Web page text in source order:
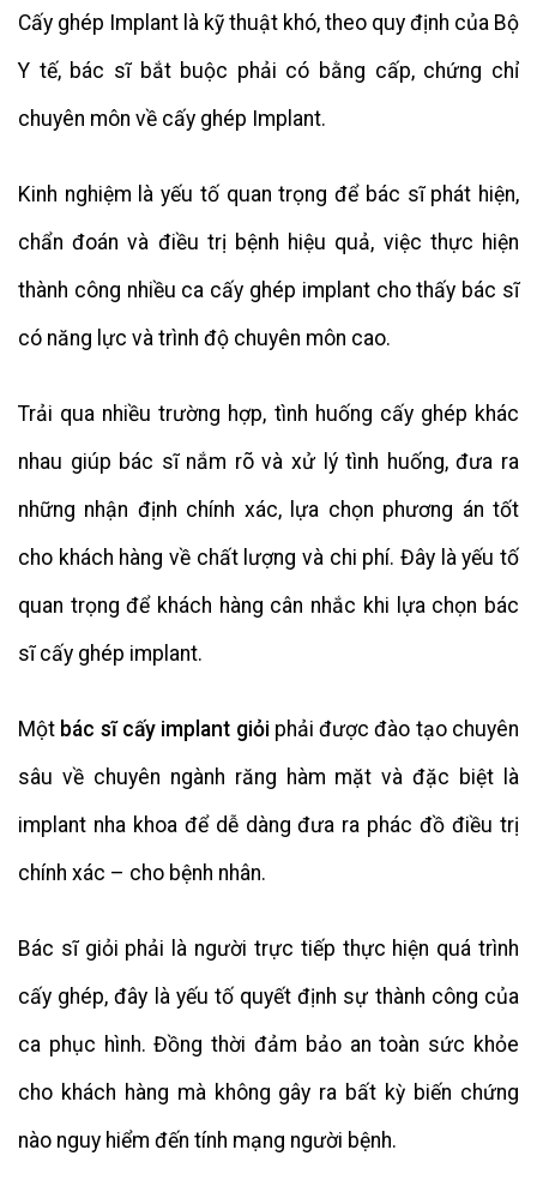
Cấy ghép Implant là kỹ thuật khó, theo quy định của Bộ
Y tế, bác sĩ bắt buộc phải có bằng cấp, chứng chỉ
chuyên môn về cấy ghép Implant.
Kinh nghiệm là yếu tố quan trọng để bác sĩ phát hiện,
chẩn đoán và điều trị bệnh hiệu quả, việc thực hiện
thành công nhiều ca cấy ghép implant cho thấy bác sĩ
có năng lực và trình độ chuyên môn cao.
Trải qua nhiều trường hợp, tình huống cấy ghép khác
nhau giúp bác sĩ nắm rõ và xử lý tình huống, đưa ra
những nhận định chính xác, lựa chọn phương án tốt
cho khách hàng về chất lượng và chi phí. Đây là yếu tố
quan trọng để khách hàng cân nhắc khi lựa chọn bác
sĩ cấy ghép implant.
Một bác sĩ cấy implant giỏi phải được đào tạo chuyên
sâu về chuyên ngành răng hàm mặt và đặc biệt là
implant nha khoa để dễ dàng đưa ra phác đồ điều trị
chính xác – cho bệnh nhân.
Bác sĩ giỏi phải là người trực tiếp thực hiện quá trình
cấy ghép, đây là yếu tố quyết định sự thành công của
ca phục hình. Đồng thời đảm bảo an toàn sức khỏe
cho khách hàng mà không gây ra bất kỳ biến chứng
nào nguy hiểm đến tính mạng người bệnh.